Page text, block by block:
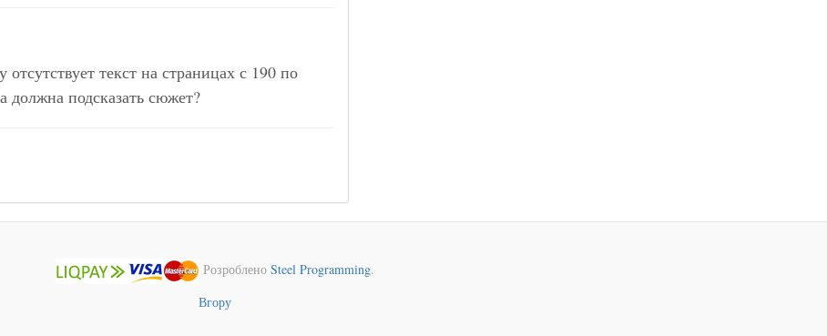
текст на страницах с 190 по
должна подсказать сюжет?
Розроблено Steel Programming.
Вгору